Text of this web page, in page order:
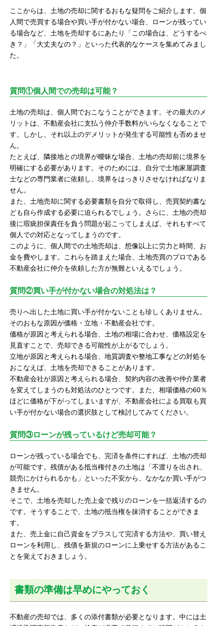
ここからは、土地の売却に関するおもな疑問をご紹介します。個
人間で売買する場合や買い手が付かない場合、ローンが残ってい
る場合など、土地を売却するにあたり「この場合は、どうするべ
き？」「大丈夫なの？」といった代表的なケースを集めてみまし
た。
質問①個人間での売却は可能？
土地の売却は、個人間でおこなうことができます。その最大のメ
リットは、不動産会社に支払う仲介手数料がいらなくなることで
す。しかし、それ以上のデメリットが発生する可能性も否めませ
ん。
たとえば、隣接地との境界が曖昧な場合、土地の売却前に境界を
明確にする必要があります。そのためには、自分で土地家屋調査
士などの専門業者に依頼し、境界をはっきりさせなければなりま
せん。
また、土地売却に関する必要書類を自分で取得し、売買契約書な
ども自ら作成する必要に迫られるでしょう。さらに、土地の売却
後に瑕疵担保責任を負う問題が起こってしまえば、それもすべて
個人での対応となってしまうのです。
このように、個人間での土地売却は、想像以上に労力と時間、お
金を費やします。これらを踏まえた場合、土地売買のプロである
不動産会社に仲介を依頼した方が無難といえるでしょう。
質問②買い手が付かない場合の対処法は？
売りへ出した土地に買い手が付かないことも珍しくありません。
そのおもな原因が価格・立地・不動産会社です。
価格が原因と考えられる場合、土地の相場に合わせ、価格設定を
見直すことで、売却できる可能性が上がるでしょう。
立地が原因と考えられる場合、地質調査や整地工事などの対処を
おこなえば、土地を売却できることがあります。
不動産会社が原因と考えられる場合、契約内容の改善や仲介業者
を変えてしまうのも対処法のひとつです。また、相場価格の60％
ほどに価格が下がってしまいますが、不動産会社による買取も買
い手が付かない場合の選択肢として検討してみてください。
質問③ローンが残っているけど売却可能？
ローンが残っている場合でも、完済を条件にすれば、土地の売却
が可能です。残債がある抵当権付きの土地は「不渡りを出され、
競売にかけられるかも」といった不安から、なかなか買い手がつ
きません。
そこで、土地を売却した売上金で残りのローンを一括返済するの
です。そうすることで、土地の抵当権を抹消することができま
す。
また、売上金に自己資金をプラスして完済する方法や、買い替え
ローンを利用し、残債を新規のローンに上乗せする方法があるこ
とを覚えておきましょう。
書類の準備は早めにやっておく
不動産の売却では、多くの添付書類が必要となります。中には土